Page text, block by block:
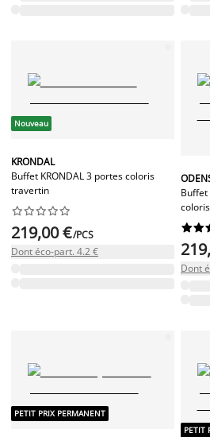
Nouveau
KRONDAL
Buffet KRONDAL 3 portes coloris
travertin






219,00 €/PCS
Dont éco-part. 4.2 €
Buffet



Dont
PETIT PRIX PERMANENT
PETIT